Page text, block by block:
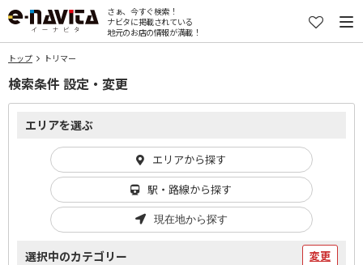
さぁ、今すぐ検索！
ナビタに掲載されている
地元のお店の情報が満載！
トップ トリマー
検索条件 設定・変更
エリアを選ぶ
エリアから探す
駅・路線から探す
現在地から探す
選択中のカテゴリー 変更